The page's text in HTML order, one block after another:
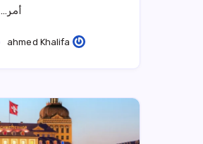
أمر…
ahmed Khalifa